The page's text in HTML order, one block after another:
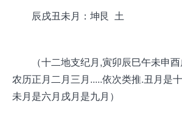
辰戌丑未月：坤艮 土
（十二地支纪月,寅卯辰巳午未申
农历正月二月三月.....依次类推.丑月是
未月是六月 戌月是九月）